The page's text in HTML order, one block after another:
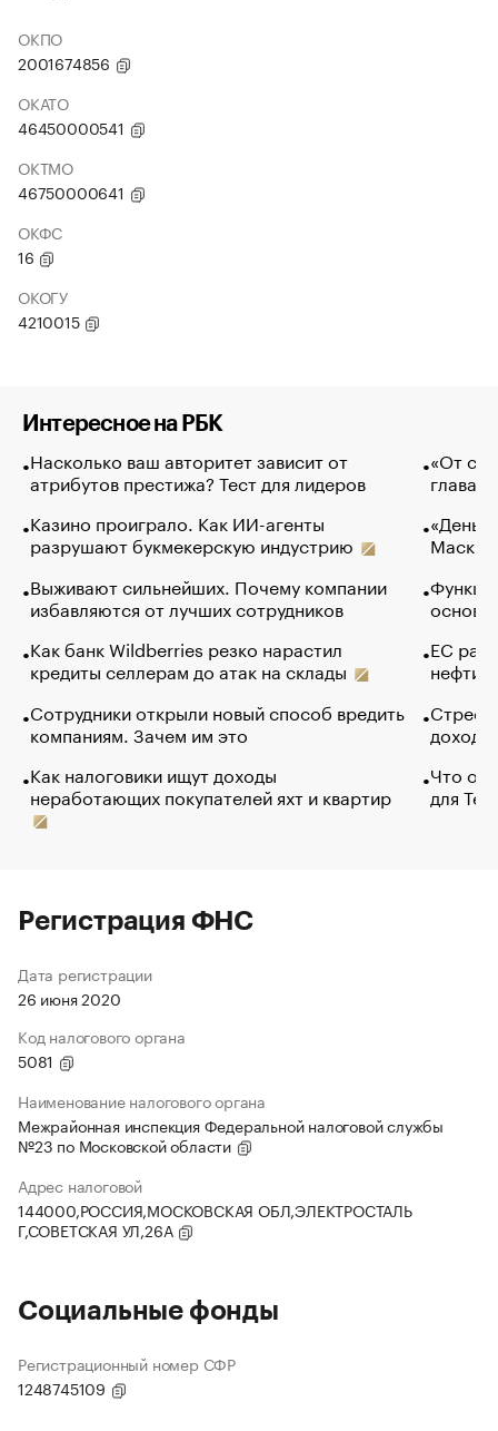
ОКПО
2001674856
ОКАТО
46450000541
ОКТМО
46750000641
ОКФС
16
ОКОГУ
4210015
Интересное на РБК
Насколько ваш авторитет зависит от
атрибутов престижа? Тест для лидеров
Казино проиграло. Как ИИ-агенты
разрушают букмекерскую индустрию
Выживают сильнейших. Почему компании
избавляются от лучших сотрудников
Как банк Wildberries резко нарастил
кредиты селлерам до атак на склады
Сотрудники открыли новый способ вредить
компаниям. Зачем им это
Как налоговики ищут доходы
неработающих покупателей яхт и квартир
«От
глава
Маск в
основ
ЕС
нефти
Что
для
Регистрация ФНС
Дата регистрации
26 июня 2020
Код налогового органа
5081
Наименование налогового органа
Межрайонная инспекция Федеральной налоговой службы
№23 по Московской области
Адрес налоговой
144000,РОССИЯ,МОСКОВСКАЯ ОБЛ,ЭЛЕКТРОСТАЛЬ
Г,СОВЕТСКАЯ УЛ,26А
Социальные фонды
Регистрационный номер СФР
1248745109